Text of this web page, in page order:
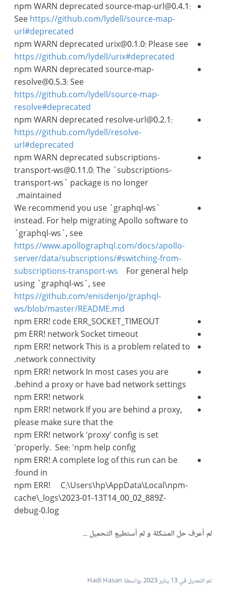
npm WARN deprecated source-map-url@0.4.1:
Seehttps://github.com/lydell/source-map-
url#deprecated
npm WARN deprecated urix@0.1.0: Please see
https://github.com/lydell/urix#deprecated
npm WARN deprecated source-map-
resolve@0.5.3: See
https://github.com/lydell/source-map-
resolve#deprecated
npm WARN deprecated resolve-url@0.2.1:
https://github.com/lydell/resolve-
url#deprecated
npm WARN deprecated subscriptions-
transport-ws@0.11.0: The `subscriptions-
transport-ws` package is no longer
maintained.
We recommend you use `graphql-ws`
instead. For help migrating Apollo software to
`graphql-ws`, see
https://www.apollographql.com/docs/apollo-
server/data/subscriptions/#switching-from-
subscriptions-transport-ws
For general help
using `graphql-ws`, see
https://github.com/enisdenjo/graphql-
ws/blob/master/README.md
npm ERR! code ERR_SOCKET_TIMEOUT
pm ERR! network Socket timeout
npm ERR! network This is a problem related to
network connectivity.
npm ERR! network In most cases you are
behind a proxy or have bad network settings.
npm ERR! network
npm ERR! network If you are behind a proxy,
please make sure that the
npm ERR! network 'proxy' config is set
properly. See: 'npm help config'
npm ERR! A complete log of this run can be
found in:
npm ERR! C:\Users\hp\AppData\Local\npm-
cache\_logs\2023-01-13T14_00_02_889Z-
debug-0.log
لم أعرف حل المشكلة و لم أستطيع التحميل ...
تم التعديل في13 يناير 2023 بواسطة Hadi Hasan